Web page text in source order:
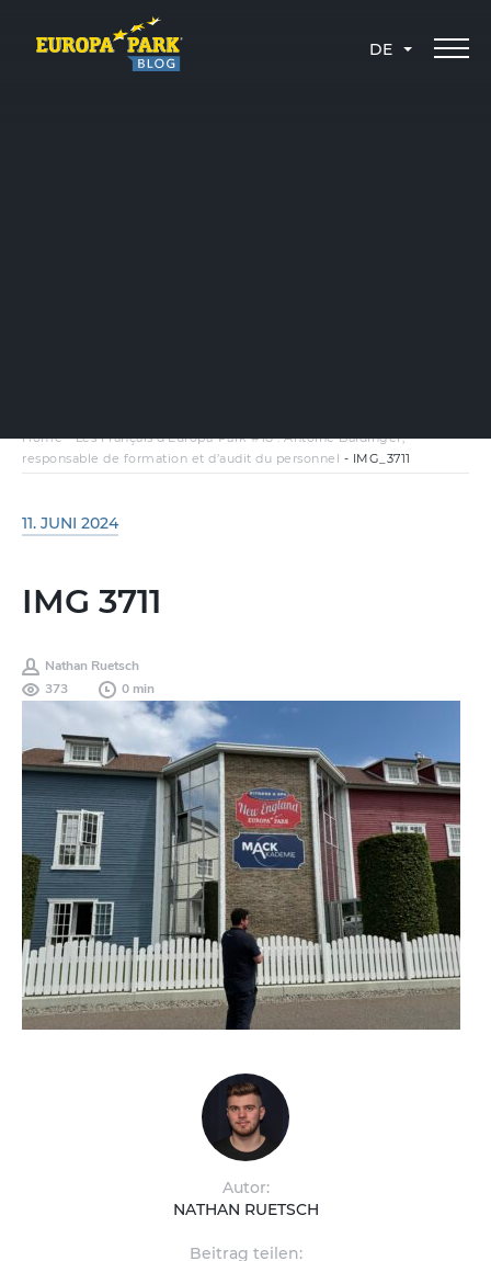
DE
Home-Les Français d’Europa-Park #18 : Antoine Baldinger,
responsable de formation et d’audit du personnel - IMG_3711
11. JUNI 2024
IMG 3711
Nathan Ruetsch
373
0 min
Autor:
NATHAN RUETSCH
Beitrag teilen: